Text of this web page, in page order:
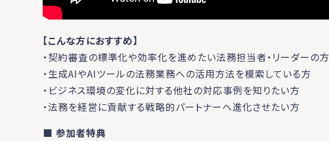
【こんな方におすすめ】
・契約審査の標準化や効率化を進めたい法務担当者・リーダーの方
・生成AIやAIツールの法務業務への活用方法を模索している方
・ビジネス環境の変化に対する他社の対応事例を知りたい方
・法務を経営に貢献する戦略的パートナーへ進化させたい方
■ 参加者特典